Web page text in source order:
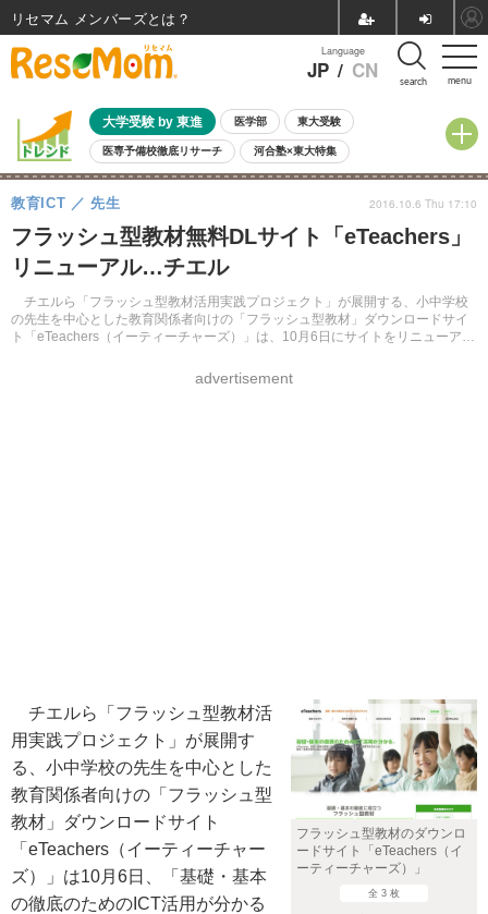
menu
Language
JP / CN search
大学受験 by 東進 医学部 東大受験
医専予備校徹底リサーチ 河合塾×東大特集
親子で考える大学選び 高校受験 中学受験 小学校受験
共通テスト 夏休み
8月開催イベント・WS 全国公立高校 過去問 人気記事
自由研究教材（小学生向け） 自由研究教材（中学生向け）
フラッシュ型教材無料DLサイト「eTeachers」
リニューアル…チエル
チエルら「フラッシュ型教材活用実践プロジェクト」が展開する、小中学校
の先生を中心とした教育関係者向けの「フラッシュ型教材」ダウンロードサイ
ト「eTeachers（イーティーチャーズ）」は、10月6日にサイトをリニューアル
教育ICT 先生
advertisement
2016.10.6 Thu 17:10
フラッシュ型教材のダウンロ
ードサイト「eTeachers（イ
ーティーチャーズ）」
全 3 枚
チエルら「フラッシュ型教材活
用実践プロジェクト」が展開す
る、小中学校の先生を中心とした
教育関係者向けの「フラッシュ型
教材」ダウンロードサイト
「eTeachers（イーティーチャー
ズ）」は10月6日、「基礎・基本
の徹底のためのICT活用が分かる
リセマム メンバーズ